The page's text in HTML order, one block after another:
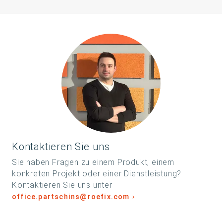
Kontaktieren Sie uns
Sie haben Fragen zu einem Produkt, einem
konkreten Projekt oder einer Dienstleistung?
Kontaktieren Sie uns unter
office.partschins@roefix.com